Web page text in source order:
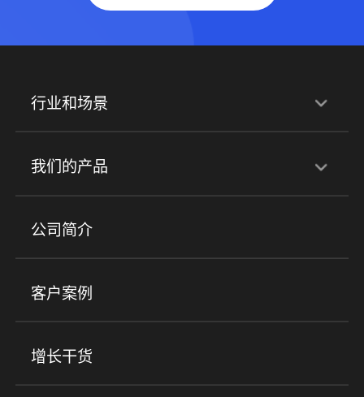
行业和场景
行业解决方案
培训机构 职业技能培训 兴趣培训
金融行业
心理机构
我们的产品
产品
小程序商城 ERP 企微SCRM
社群圈子
公司简介
客户案例
增长干货